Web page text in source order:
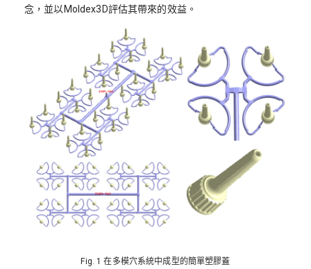
念，並以Moldex3D評估其帶來的效益。
Fig. 1 在多模穴系統中成型的簡單塑膠蓋